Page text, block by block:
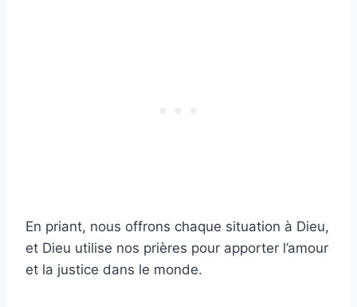
En priant, nous offrons chaque situation à Dieu,
et Dieu utilise nos prières pour apporter l’amour
et la justice dans le monde.